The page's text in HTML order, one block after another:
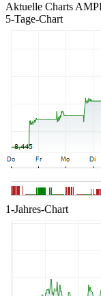
Aktuelle Charts
5-Tage-Chart
1-Jahres-Chart